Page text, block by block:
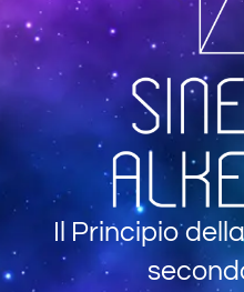
Il Principio